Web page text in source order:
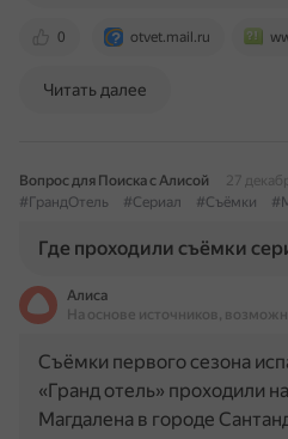
0 otvet.mail.ru
Читать далее
Вопрос для Поиска с Алисой
27
#ГрандОтель
#Сериал #Съёмки
Где проходили съёмки
Алиса
На основе источников,
Съёмки первого сезона
«Гранд отель» проходили
Магдалена в городе